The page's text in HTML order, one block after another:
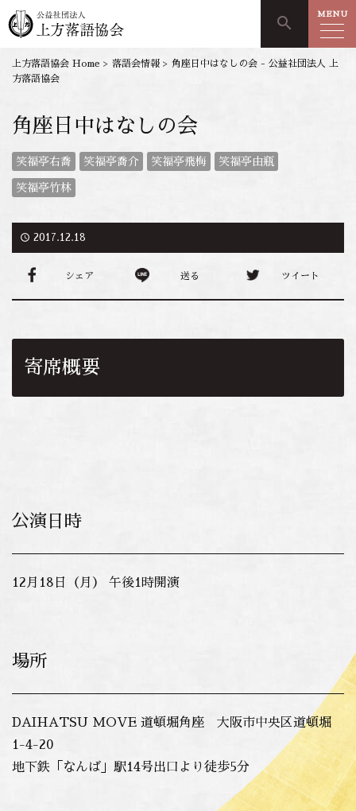
search MENU
上方落語協会 Home > 落語会情報 > 角座日中はなしの会 - 公益社団法人 上
方落語協会
角座日中はなしの会
笑福亭右喬 笑福亭喬介 笑福亭飛梅 笑福亭由瓶
笑福亭竹林
access_time 2017.12.18
シェア 送る ツイート
寄席概要
公演日時
12月18日（月） 午後1時開演
場所
DAIHATSU MOVE 道頓堀角座 大阪市中央区道頓堀
1-4-20
地下鉄「なんば」駅14号出口より徒歩5分